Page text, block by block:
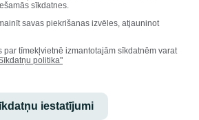
sīkdatnes.
savas piekrišanas izvēles, atjauninot
par tīmekļvietnē izmantotajām sīkdatnēm varat
politika"
iestatījumi
14:00